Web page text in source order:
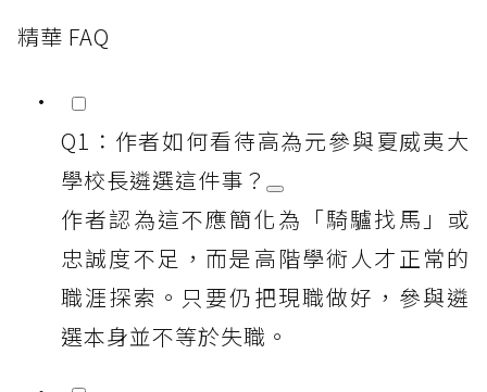
精華 FAQ
Q1：作者如何看待高為元參與夏威夷大
學校長遴選這件事？
作者認為這不應簡化為「騎驢找馬」或
忠誠度不足，而是高階學術人才正常的
職涯探索。只要仍把現職做好，參與遴
選本身並不等於失職。